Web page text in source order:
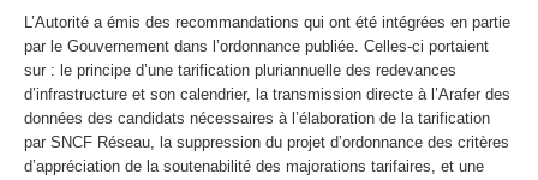
L’Autorité a émis des recommandations qui ont été intégrées en partie
par le Gouvernement dans l’ordonnance publiée. Celles-ci portaient
sur : le principe d’une tarification pluriannuelle des redevances
d’infrastructure et son calendrier, la transmission directe à l’Arafer des
données des candidats nécessaires à l’élaboration de la tarification
par SNCF Réseau, la suppression du projet d’ordonnance des critères
d’appréciation de la soutenabilité des majorations tarifaires, et une